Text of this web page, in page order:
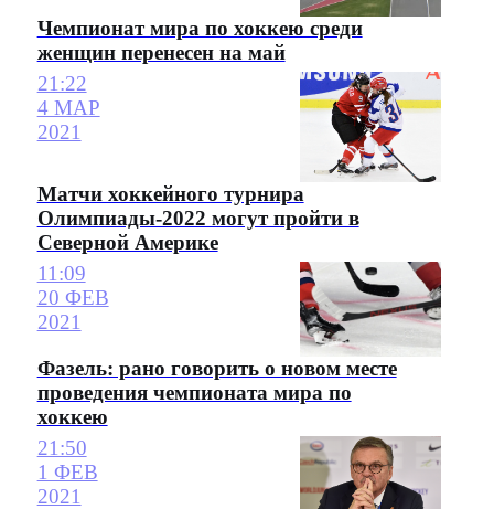
Чемпионат мира по хоккею среди
женщин перенесен на май
21:22
4 МАР
2021
Матчи хоккейного турнира
Олимпиады-2022 могут пройти в
Северной Америке
11:09
20 ФЕВ
2021
Фазель: рано говорить о новом месте
проведения чемпионата мира по
хоккею
21:50
1 ФЕВ
2021